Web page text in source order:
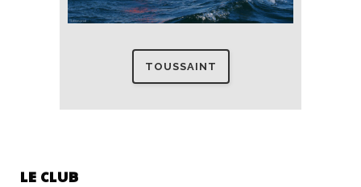
TOUSSAINT
LE CLUB